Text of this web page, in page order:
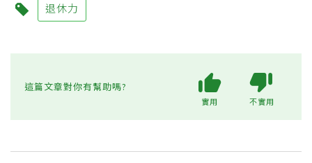
退休力
這篇文章對你有幫助嗎?
實用 不實用